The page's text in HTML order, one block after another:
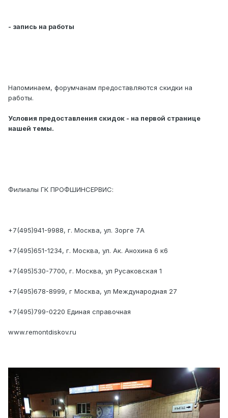
- запись на работы
Напоминаем, форумчанам предоставляются скидки на
работы.
Условия предоставления скидок - на первой странице
нашей темы.
Филиалы ГК ПРОФШИНСЕРВИС:
+7(495)941-9988, г. Москва, ул. Зорге 7А
+7(495)651-1234, г. Москва, ул. Ак. Анохина 6 к6
+7(495)530-7700, г. Москва, ул Русаковская 1
+7(495)678-8999, г Москва, ул Международная 27
+7(495)799-0220 Единая справочная
www.remontdiskov.ru